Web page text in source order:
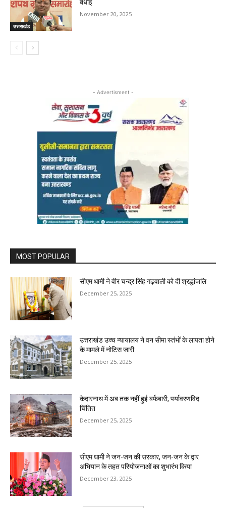
उत्तराखंड
बधाई
November 20, 2025
- Advertisment -
MOST POPULAR
सीएम धामी ने वीर चन्द्र सिंह गढ़वाली को दी श्रद्धांजलि
December 25, 2025
उत्तराखंड उच्च न्यायालय ने वन सीमा स्तंभों के लापता होने
के मामले में नोटिस जारी
December 25, 2025
केदारनाथ में अब तक नहीं हुई बर्फबारी, पर्यावरणविद
चिंतित
December 25, 2025
सीएम धामी ने जन-जन की सरकार, जन-जन के द्वार
अभियान के तहत परियोजनाओं का शुभारंभ किया
December 23, 2025